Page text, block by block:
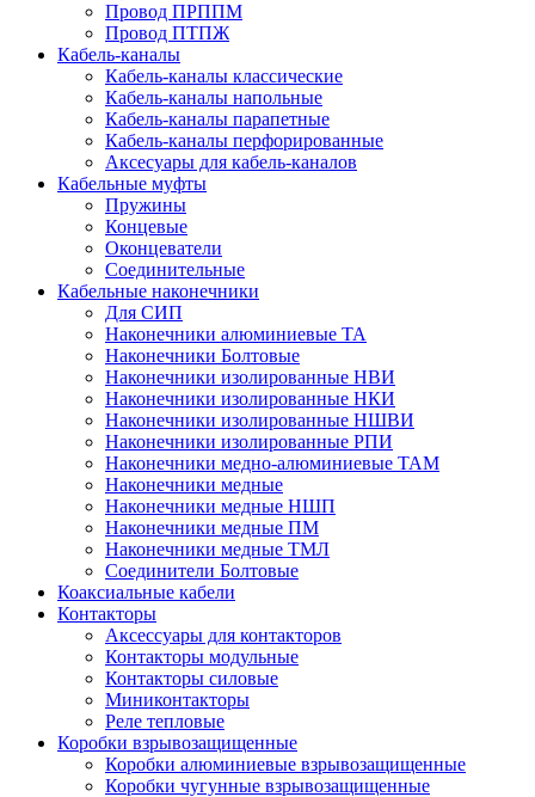
Провод ПРППМ
Провод ПТПЖ
Кабель-каналы
Кабель-каналы классические
Кабель-каналы напольные
Кабель-каналы парапетные
Кабель-каналы перфорированные
Аксесуары для кабель-каналов
Кабельные муфты
Пружины
Концевые
Оконцеватели
Соединительные
Кабельные наконечники
Для СИП
Наконечники алюминиевые ТА
Наконечники Болтовые
Наконечники изолированные НВИ
Наконечники изолированные НКИ
Наконечники изолированные НШВИ
Наконечники изолированные РПИ
Наконечники медно-алюминиевые ТАМ
Наконечники медные
Наконечники медные НШП
Наконечники медные ПМ
Наконечники медные ТМЛ
Соединители Болтовые
Коаксиальные кабели
Контакторы
Аксессуары для контакторов
Контакторы модульные
Контакторы силовые
Миниконтакторы
Реле тепловые
Коробки взрывозащищенные
Коробки алюминиевые взрывозащищенные
Коробки чугунные взрывозащищенные